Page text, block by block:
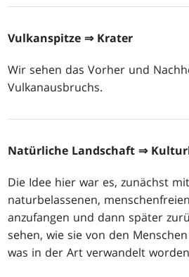
Vulkanspitze ⇒ Krater
Wir sehen das Vorher und
Vulkanausbruchs.
Natürliche Landschaft ⇒
Die Idee hier war es, zunächst
naturbelassenen,
anzufangen und dann später
sehen, wie sie von den
was in der Art verwandelt